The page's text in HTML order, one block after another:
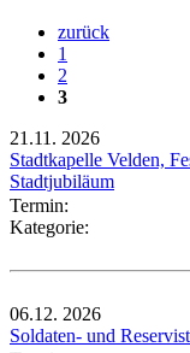
zurück
1
2
3
21.11. 2026
Stadtkapelle Velden,
Stadtjubiläum
Termin:
Kategorie:
06.12. 2026
Soldaten- und